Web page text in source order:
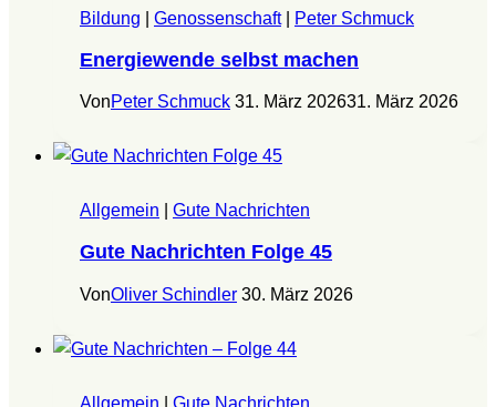
Bildung Genossenschaft| Peter Schmuck
Energiewende selbst machen
VonPeter Schmuck 31. März 202631. März 2026
Allgemein Gute Nachrichten
Gute Nachrichten Folge 45
VonOliver Schindler 30. März 2026